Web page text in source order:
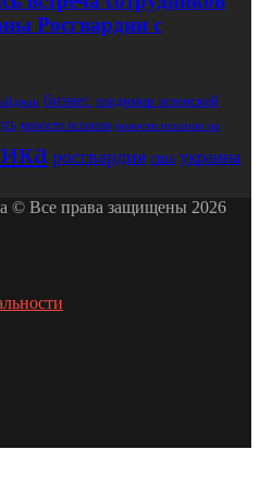
Росгвардии с
бизнес владимир зеленский
новости испании новости испании на
росгвардия сша украина
© Все права защищены 2026